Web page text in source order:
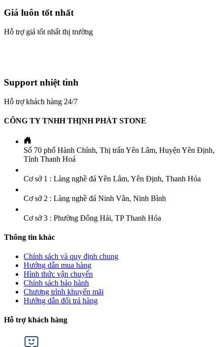
Giá luôn tốt nhất
Hỗ trợ giá tốt nhất thị trường
Support nhiệt tình
Hỗ trợ khách hàng 24/7
CÔNG TY TNHH THỊNH PHÁT STONE
Số 70 phố Hành Chính, Thị trấn Yên Lâm, Huyện Yên Định,
Tỉnh Thanh Hoá
Cơ sở 1 : Làng nghề đá Yên Lâm, Yên Định, Thanh Hóa
Cơ sở 2 : Làng nghề đá Ninh Vân, Ninh Bình
Cơ sở 3 : Phường Đông Hải, TP Thanh Hóa
Thông tin khác
Chính sách và quy định chung
Hướng dẫn mua hàng
Hình thức vận chuyển
Chính sách bảo hành
Chương trình khuyến mãi
Hướng dẫn đổi trả hàng
Hỗ trợ khách hàng